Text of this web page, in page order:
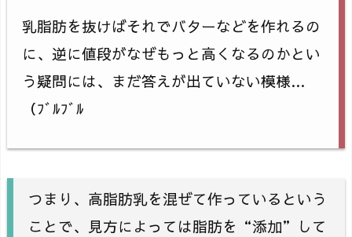
乳脂肪を抜けばそれでバターなどを作れるの
に、逆に値段がなぜもっと高くなるのかとい
う疑問には、まだ答えが出ていない模様…
（ﾌﾞﾙﾌﾞﾙ
つまり、高脂肪乳を混ぜて作っているという
ことで、見方によっては脂肪を“添加”して